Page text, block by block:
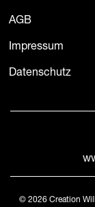
AGB
Impressum
Datenschutz
© 2026 Creation